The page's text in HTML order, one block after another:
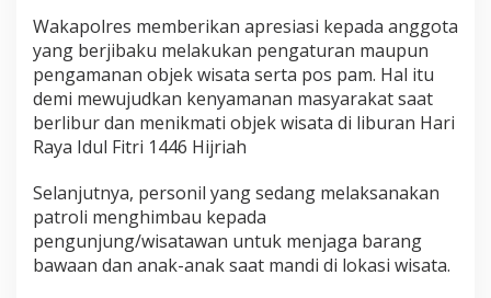
j
u
n
g
Wakapolres memberikan apresiasi kepada anggota
yang berjibaku melakukan pengaturan maupun
pengamanan objek wisata serta pos pam. Hal itu
demi mewujudkan kenyamanan masyarakat saat
berlibur dan menikmati objek wisata di liburan Hari
Raya Idul Fitri 1446 Hijriah
Selanjutnya, personil yang sedang melaksanakan
patroli menghimbau kepada
pengunjung/wisatawan untuk menjaga barang
bawaan dan anak-anak saat mandi di lokasi wisata.